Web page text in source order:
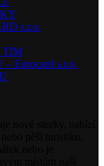
s.r.o.
TIM
Eurocard s.r.o.